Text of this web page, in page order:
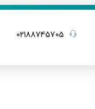
02188745705